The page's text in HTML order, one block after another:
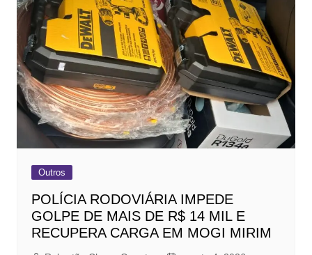
Outros
POLÍCIA RODOVIÁRIA IMPEDE
GOLPE DE MAIS DE R$ 14 MIL E
RECUPERA CARGA EM MOGI MIRIM